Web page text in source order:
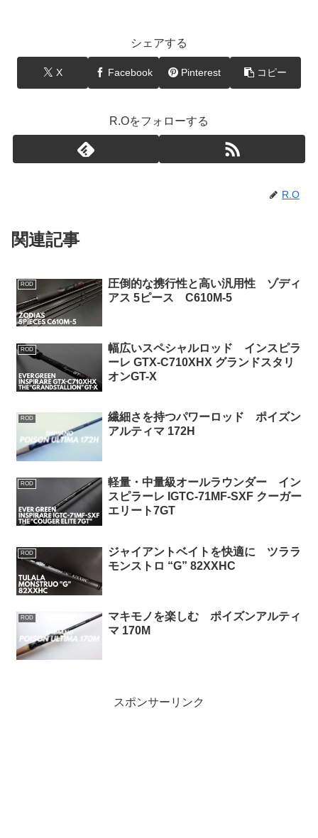
シェアする
X Facebook Pinterest コピー
R.Oをフォローする
R.O
関連記事
ROD
圧倒的な携行性と高い汎用性 ゾディ
アス 5ピース C610M-5
ROD
幅広いスペシャルロッド インスピラ
ーレ GTX-C710XHX グランドスタリ
オンGT-X
ROD
繊細さを持つパワーロッド ポイズン
アルティマ 172H
ROD
軽量・中量級オールラウンダー イン
スピラーレ IGTC-71MF-SXF クーガー
エリート7GT
ROD
ジャイアントベイトを快適に ツララ
モンストロ “G” 82XXHC
ROD
マキモノを楽しむ ポイズンアルティ
マ 170M
スポンサーリンク